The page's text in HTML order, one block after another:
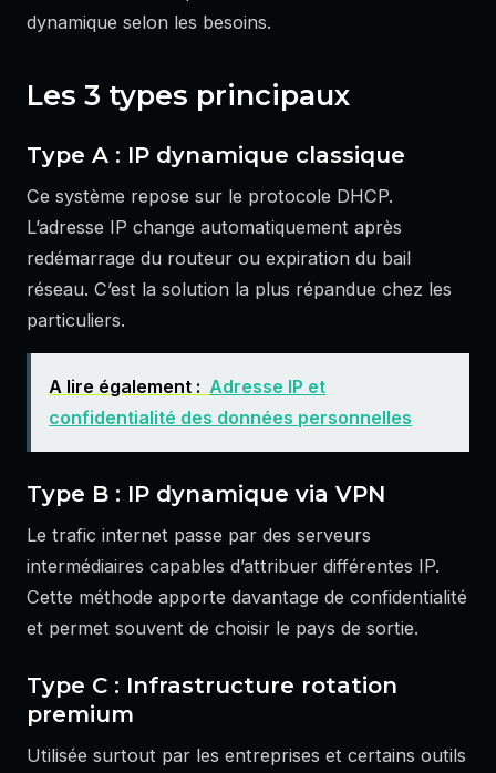
dynamique selon les besoins.
Les 3 types principaux
Type A : IP dynamique classique
Ce système repose sur le protocole DHCP.
L’adresse IP change automatiquement après
redémarrage du routeur ou expiration du bail
réseau. C’est la solution la plus répandue chez les
particuliers.
A lire également : Adresse IP et
confidentialité des données personnelles
Type B : IP dynamique via VPN
Le trafic internet passe par des serveurs
intermédiaires capables d’attribuer différentes IP.
Cette méthode apporte davantage de confidentialité
et permet souvent de choisir le pays de sortie.
Type C : Infrastructure rotation
premium
Utilisée surtout par les entreprises et certains outils